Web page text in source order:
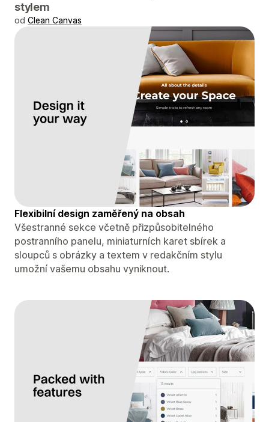
stylem
od Clean Canvas
Flexibilní design zaměřený na obsah
Všestranné sekce včetně přizpůsobitelného
postranního panelu, miniaturních karet sbírek a
sloupců s obrázky a textem v redakčním stylu
umožní vašemu obsahu vyniknout.